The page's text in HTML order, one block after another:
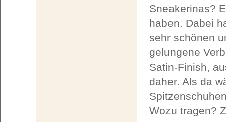
Sneakerinas?
haben. Dabei
sehr schönen
gelungene
Satin-Finish,
daher. Als da
Wozu tragen?